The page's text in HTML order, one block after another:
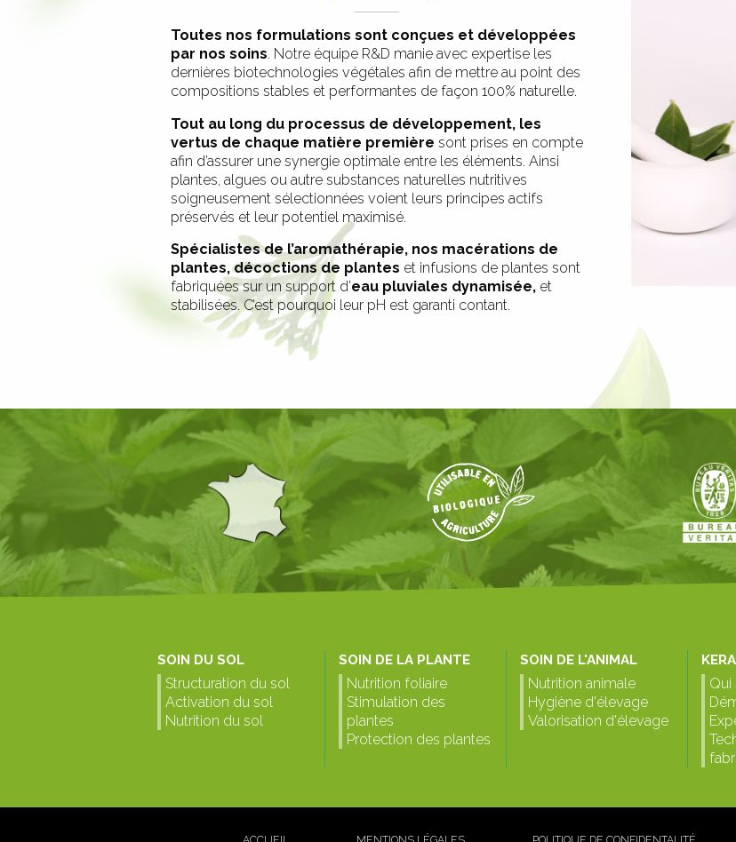
Toutes nos formulations sont conçues et développées
par nos soins. Notre équipe R&D manie avec expertise les
dernières biotechnologies végétales afin de mettre au point des
compositions stables et performantes de façon 100% naturelle.
Tout au long du processus de développement, les
vertus de chaque matière première sont prises en compte
afin d’assurer une synergie optimale entre les éléments. Ainsi
plantes, algues ou autre substances naturelles nutritives
soigneusement sélectionnées voient leurs principes actifs
préservés et leur potentiel maximisé.
Spécialistesde l’aromathérapie, nos macérations de
plantes, décoctions de plantes et infusions de plantes sont
fabriquées sur un support d’eau pluviales dynamisée,et
stabilisées. C’est pourquoi leur pH est garanti contant.
SOIN DU SOL
Structuration du sol
Activation du sol
Nutrition du sol
SOIN DE LA PLANTE
Nutrition foliaire
Stimulation des
plantes
Protection des plantes
SOIN DE L'ANIMAL
Nutrition animale
Hygiène d'élevage
Valorisation d'élevage